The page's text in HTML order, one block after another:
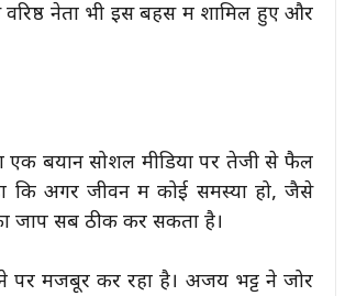
नेता भी इस बहस में शामिल हुए और
एक बयान सोशल मीडिया पर तेजी से फैल
कि अगर जीवन में कोई समस्या हो, जैसे
जाप सब ठीक कर सकता है।
पर मजबूर कर रहा है। अजय भट्ट ने जोर